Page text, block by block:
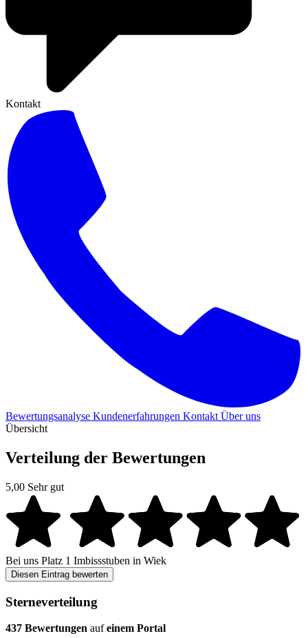
Kontakt
Bewertungsanalyse Kundenerfahrungen Kontakt Über uns
Übersicht
Verteilung der Bewertungen
5,00 Sehr gut
Bei uns Platz 1 Imbissstuben in Wiek
Diesen Eintrag bewerten
Sterneverteilung
437 Bewertungen aufeinem Portal